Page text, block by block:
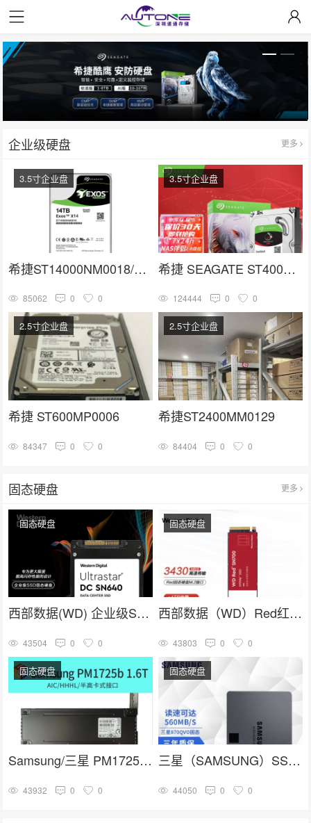
企业级硬盘 更多
希捷ST14000NM0018/ST14000NM001G 3.5寸SATA 14TB硬盘
3.5寸企业盘
85062 0 0
希捷 SEAGATE ST4000VN006
3.5寸企业盘
124444 0 0
希捷 ST600MP0006
2.5寸企业盘
84347 0 0
希捷ST2400MM0129
2.5寸企业盘
84404 0 0
固态硬盘 更多
西部数据(WD) 企业级SSD固态硬盘U.2接口（NVMe）SN640系列
固态硬盘
43504 0 0
西部数据（WD）Red红盘 nas网络存储专用固态硬盘 企业级服务器
固态硬盘
43803 0 0
Samsung/三星 PM1725b 1.6T HHHL PCIE卡式 企业级固态硬盘
固态硬盘
43932 0 0
三星（SAMSUNG）SSD固态硬盘 SATA3.0接口 870 QVO
固态硬盘
44050 0 0